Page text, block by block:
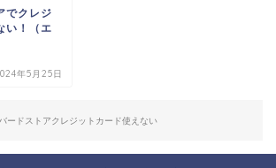
でクレジ
い！（エ
年5月25日
ードストアクレジットカード使えない